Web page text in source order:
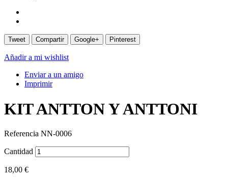
Tweet Compartir Google+ Pinterest
Añadir a mi wishlist
Enviar a un amigo
Imprimir
KIT ANTTON Y ANTTONI
Referencia NN-0006
Cantidad
18,00 €